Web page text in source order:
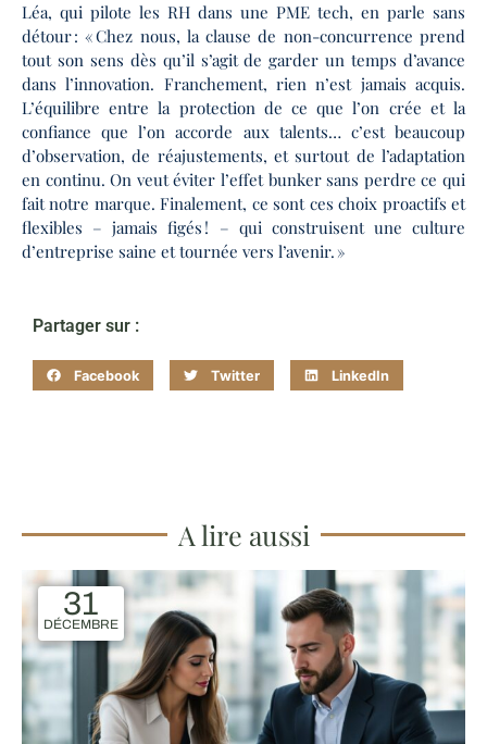
Léa, qui pilote les RH dans une PME tech, en parle sans
détour : « Chez nous, la clause de non-concurrence prend
tout son sens dès qu’il s’agit de garder un temps d’avance
dans l’innovation. Franchement, rien n’est jamais acquis.
L’équilibre entre la protection de ce que l’on crée et la
confiance que l’on accorde aux talents… c’est beaucoup
d’observation, de réajustements, et surtout de l’adaptation
en continu. On veut éviter l’effet bunker sans perdre ce qui
fait notre marque. Finalement, ce sont ces choix proactifs et
flexibles – jamais figés ! – qui construisent une culture
d’entreprise saine et tournée vers l’avenir. »
Partager sur :
Facebook Twitter LinkedIn
A lire aussi
31
DÉCEMBRE